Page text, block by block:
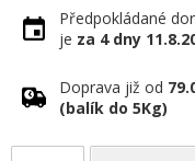
Předpokládané
je za 4 dny
Doprava již od
(balík do 5Kg)